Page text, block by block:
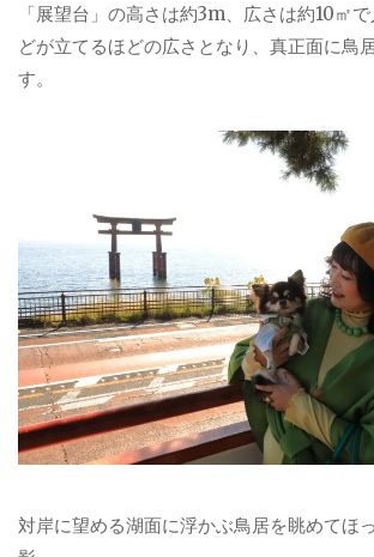
「展望台」の高さは約3m、広さは約10㎡
どが立てるほどの広さとなり、真正面に鳥
す。
対岸に望める湖面に浮かぶ鳥居を眺めてほ